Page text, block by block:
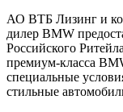
АО ВТБ Лизинг и
дилер BMW
Российского
премиум-класса
специальные
стильные